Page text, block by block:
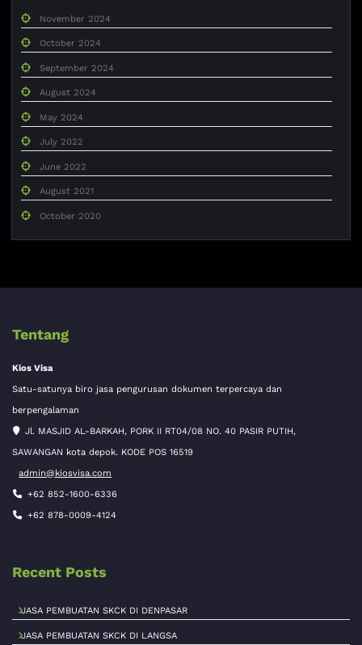
November 2024
October 2024
September 2024
August 2024
May 2024
July 2022
June 2022
August 2021
October 2020
Tentang
Kios Visa
Satu-satunya biro jasa pengurusan dokumen terpercaya dan
berpengalaman
Jl. MASJID AL-BARKAH, PORK II RT04/08 NO. 40 PASIR PUTIH,
SAWANGAN kota depok. KODE POS 16519
admin@kiosvisa.com
+62 852-1600-6336
+62 878-0009-4124
Recent Posts
JASA PEMBUATAN SKCK DI DENPASAR
JASA PEMBUATAN SKCK DI LANGSA